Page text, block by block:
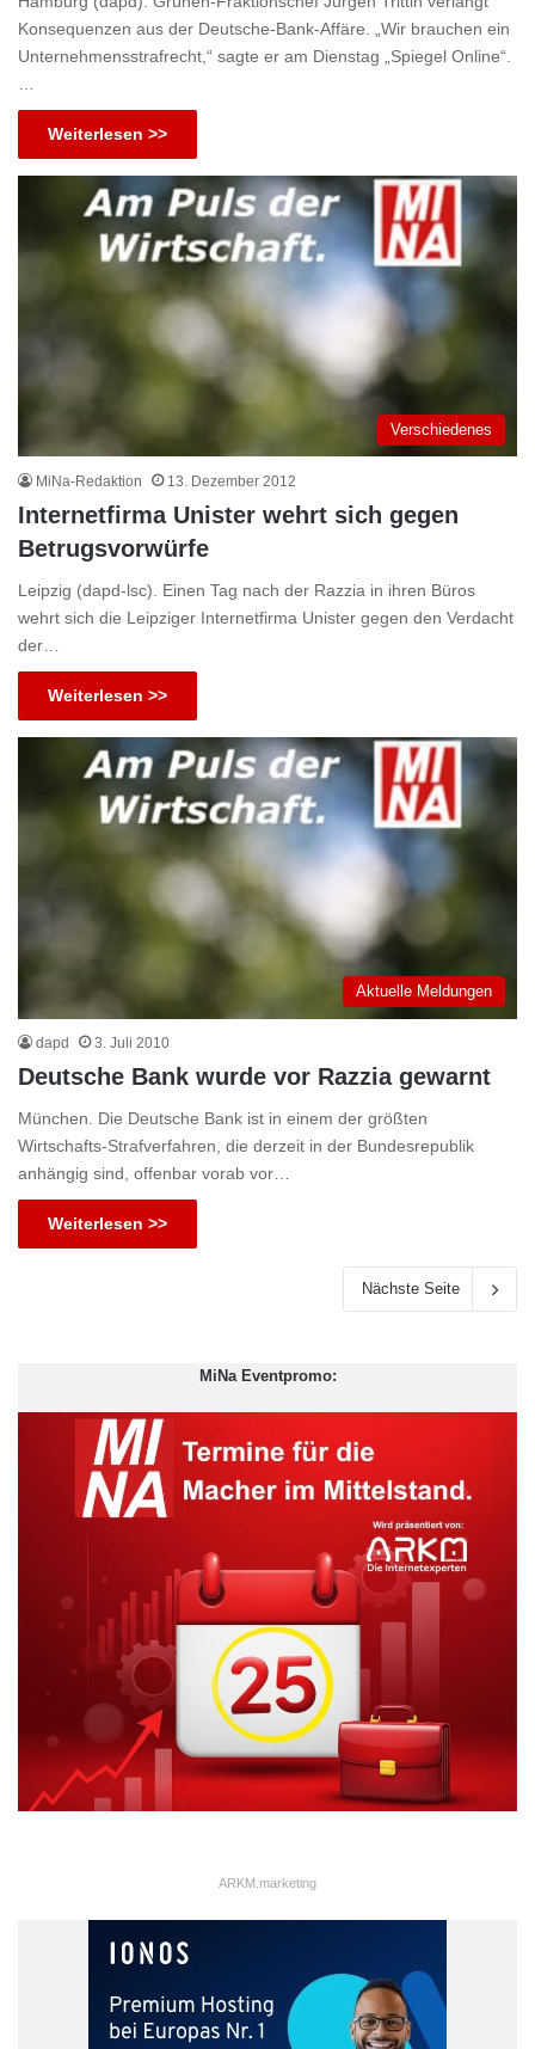
Konsequenzen aus der Deutsche-Bank-Affäre. „Wir brauchen ein
Unternehmensstrafrecht,“ sagte er am Dienstag „Spiegel Online“.
Weiterlesen >>
Verschiedenes
MiNa-Redaktion 13. Dezember 2012
Internetfirma Unister wehrt sich gegen
Betrugsvorwürfe
Leipzig (dapd-lsc). Einen Tag nach der Razzia in ihren Büros
wehrt sich die Leipziger Internetfirma Unister gegen den Verdacht
der…
Weiterlesen >>
Aktuelle Meldungen
dapd 3. Juli 2010
Deutsche Bank wurde vor Razzia gewarnt
München. Die Deutsche Bank ist in einem der größten
Wirtschafts-Strafverfahren, die derzeit in der Bundesrepublik
anhängig sind, offenbar vorab vor…
Weiterlesen >>
Nächste Seite
MiNa Eventpromo:
ARKM.marketing